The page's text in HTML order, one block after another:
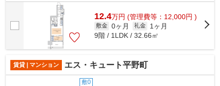
グをする上で抑えたいポイントですね...
12.4万円 (管理費等：12,000円 )
敷金 0ヶ月 礼金
1ヶ月
9階 / 1LDK / 32.66㎡
賃貸 | マンション エス・キュート平野町
敷0